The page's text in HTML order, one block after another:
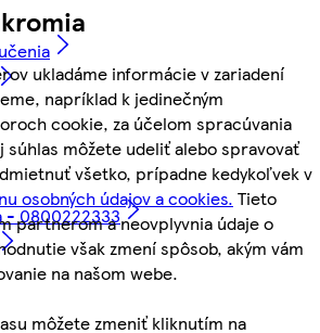
ukladáme informácie v zariadení
napríklad k jedinečným
cookie, za účelom spracúvania
súhlas môžete udeliť alebo spravovať
všetko, prípadne kedykoľvek v
osobných údajov a cookies. Tieto
partnerom a neovplyvnia údaje o
však zmení spôsob, akým vám
na našom webe.
môžete zmeniť kliknutím na
- 0800222333